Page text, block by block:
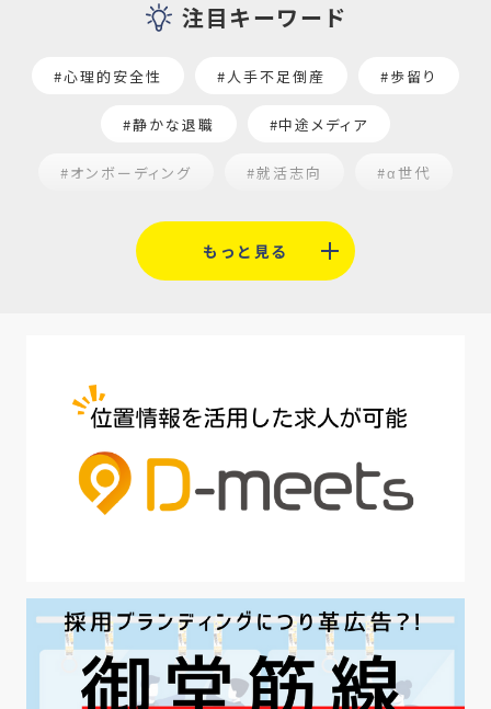
注目キーワード
#心理的安全性 #人手不足倒産 #歩留り
#静かな退職 #中途メディア
#オンボーディング #就活志向 #α世代
#平均採用単価
#人材定着 #AI面接
#魅力の伝え方 #求職者 #27卒
#採用オウンドメディア #業種別
#採用ピッチ資料 #28卒 #ロールモデル
#第二新卒 #採用の効率化
#AI活用 #職場カルチャーギャップ
#早期退職 #ハラスメント
もっと見る